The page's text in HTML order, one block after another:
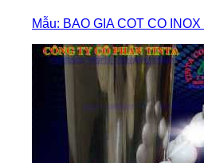
Mẫu: BAO GIA COT CO